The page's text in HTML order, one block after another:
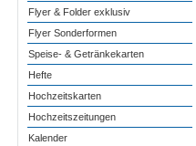
Flyer & Folder exklusiv
Flyer Sonderformen
Speise- & Getränkekarten
Hefte
Hochzeitskarten
Hochzeitszeitungen
Kalender